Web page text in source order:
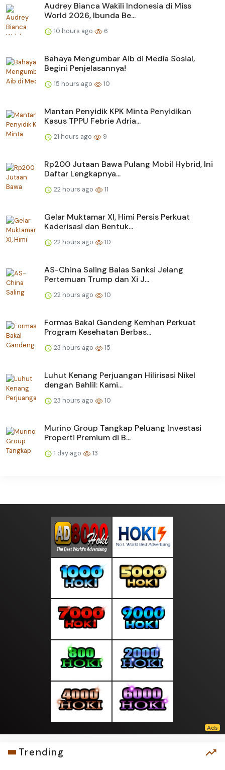
Audrey Bianca Wakili Indonesia di Miss
World 2026, Ibunda Be...
10 hours ago 6
Bahaya Mengumbar Aib di Media Sosial,
Begini Penjelasannya!
15 hours ago 10
Mantan Penyidik KPK Minta Penyidikan
Kasus TPPU Febrie Adria...
21 hours ago 9
Rp200 Jutaan Bawa Pulang Mobil Hybrid, Ini
Daftar Lengkapnya...
22 hours ago 11
Gelar Muktamar XI, Himi Persis Perkuat
Kaderisasi dan Bentuk...
22 hours ago 10
AS-China Saling Balas Sanksi Jelang
Pertemuan Trump dan Xi J...
22 hours ago 10
Formas Bakal Gandeng Kemhan Perkuat
Program Kesehatan Berbas...
23 hours ago 15
Luhut Kenang Perjuangan Hilirisasi Nikel
dengan Bahlil: Kami...
23 hours ago 10
Murino Group Tangkap Peluang Investasi
Properti Premium di B...
1 day ago 13
Trending